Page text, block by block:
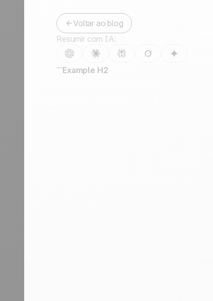
Tornar-se parceiro
Voltar ao blog
Resumir com IA:
Example H2